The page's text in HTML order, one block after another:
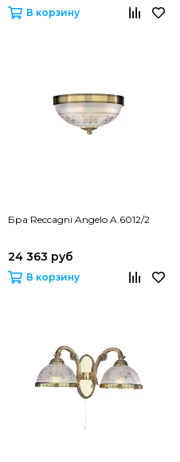
В корзину
Бра Reccagni Angelo A.6012/2
24 363 руб
В корзину